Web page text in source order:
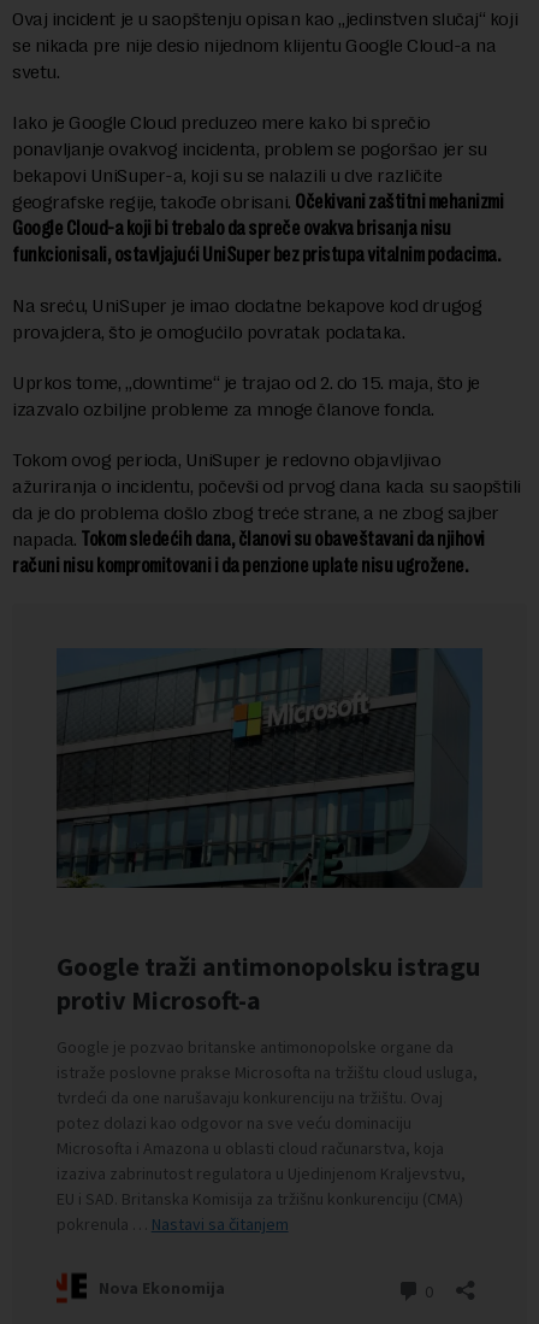
Ovaj incident je u saopštenju opisan kao „jedinstven slučaj“ koji
se nikada pre nije desio nijednom klijentu Google Cloud-a na
svetu.
Iako je Google Cloud preduzeo mere kako bi sprečio
ponavljanje ovakvog incidenta, problem se pogoršao jer su
bekapovi UniSuper-a, koji su se nalazili u dve različite
geografske regije, takođe obrisani. Očekivani zaštitni mehanizmi
Google Cloud-a koji bi trebalo da spreče ovakva brisanja nisu
funkcionisali, ostavljajući UniSuper bez pristupa vitalnim podacima.
Na sreću, UniSuper je imao dodatne bekapove kod drugog
provajdera, što je omogućilo povratak podataka.
Uprkos tome, „downtime“ je trajao od 2. do 15. maja, što je
izazvalo ozbiljne probleme za mnoge članove fonda.
Tokom ovog perioda, UniSuper je redovno objavljivao
ažuriranja o incidentu, počevši od prvog dana kada su saopštili
da je do problema došlo zbog treće strane, a ne zbog sajber
napada. Tokom sledećih dana, članovi su obaveštavani da njihovi
računi nisu kompromitovani i da penzione uplate nisu ugrožene.